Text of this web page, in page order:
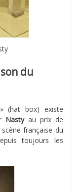
du
(hat box) existe
Nastyau prix de
française du
toujours les